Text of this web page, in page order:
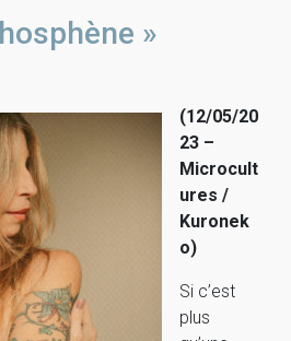
»
(12/05/20
23 –
Microcult
ures /
Kuronek
o)
Si c’est
plus